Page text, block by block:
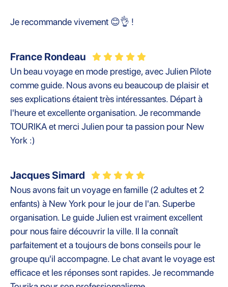
Je recommande vivement 😊👌 !
France Rondeau
Un beau voyage en mode prestige, avec Julien Pilote
comme guide. Nous avons eu beaucoup de plaisir et
ses explications étaient très intéressantes. Départ à
l'heure et excellente organisation. Je recommande
TOURIKA et merci Julien pour ta passion pour New
York :)
Jacques Simard
Nous avons fait un voyage en famille (2 adultes et 2
enfants) à New York pour le jour de l'an. Superbe
organisation. Le guide Julien est vraiment excellent
pour nous faire découvrir la ville. Il la connaît
parfaitement et a toujours de bons conseils pour le
groupe qu'il accompagne. Le chat avant le voyage est
efficace et les réponses sont rapides. Je recommande